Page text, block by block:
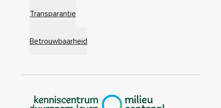
Transparantie
Betrouwbaarheid